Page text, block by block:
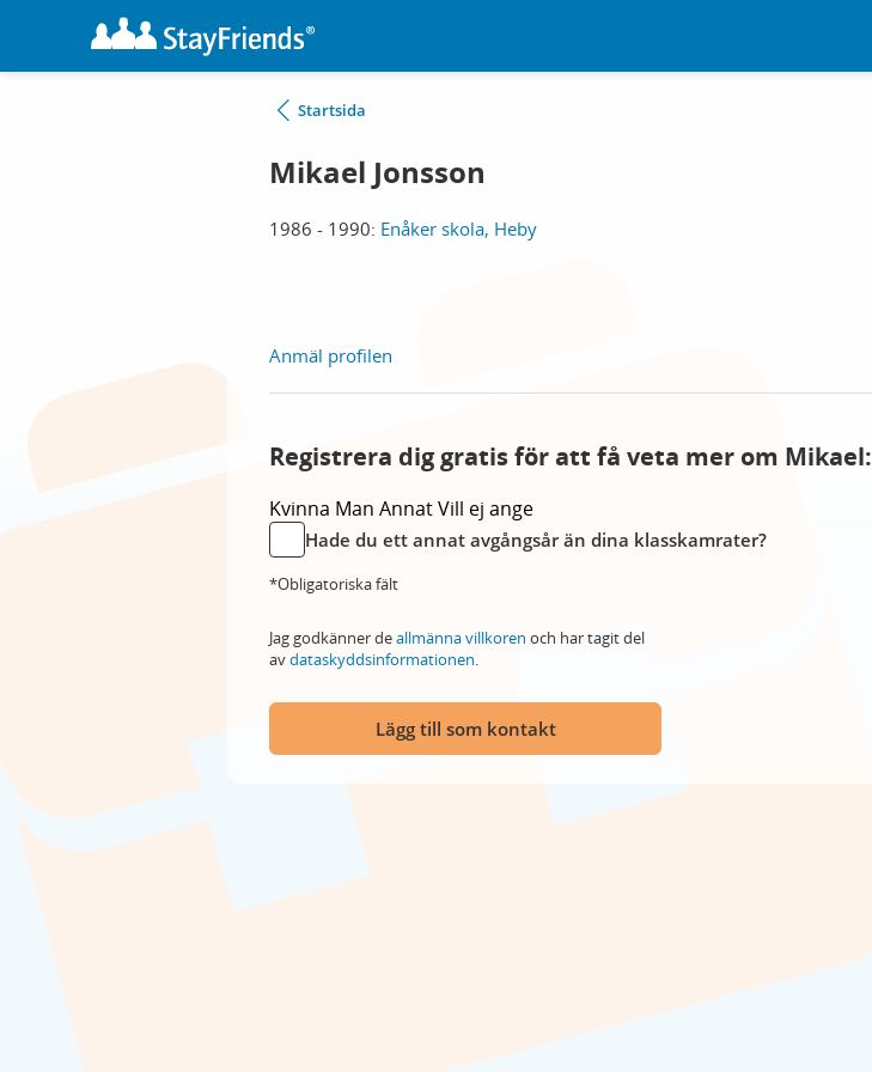
Startsida
Mikael Jonsson
1986 - 1990: Enåker skola, Heby
Anmäl profilen
Registrera dig gratis för att få veta mer om Mikael:
Kvinna Man AnnatVill ej ange
Hade du ett annat avgångsår än dina klasskamrater?
*Obligatoriska fält
Jag godkänner deallmänna villkoren och har tagit del
avdataskyddsinformationen.
Lägg till som kontakt